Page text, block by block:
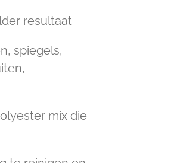
resultaat
spiegels,
mix die